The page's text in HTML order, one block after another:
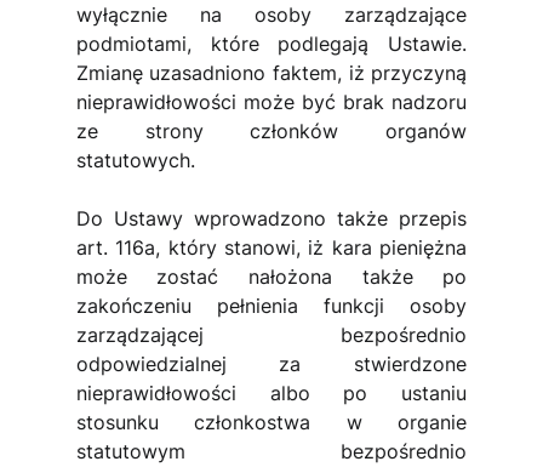
wyłącznie na osoby zarządzające
podmiotami, które podlegają Ustawie.
Zmianę uzasadniono faktem, iż przyczyną
nieprawidłowości może być brak nadzoru
ze strony członków organów
statutowych.
Do Ustawy wprowadzono także przepis
art. 116a, który stanowi, iż kara pieniężna
może zostać nałożona także po
zakończeniu pełnienia funkcji osoby
zarządzającej bezpośrednio
odpowiedzialnej za stwierdzone
nieprawidłowości albo po ustaniu
stosunku członkostwa w organie
statutowym bezpośrednio